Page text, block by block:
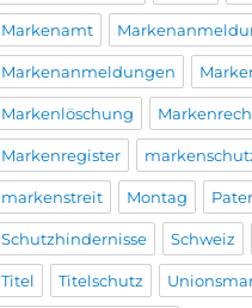
Markenamt
Markenanmeldungen
Markenlöschung
Markenregister
markenstreit Montag
Schutzhindernisse Schweiz
Titel Titelschutz